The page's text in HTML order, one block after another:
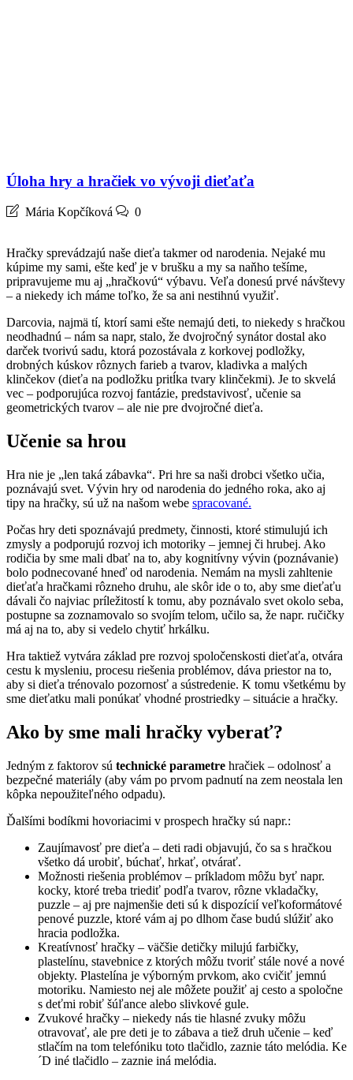
Úloha hry a hračiek vo vývoji dieťaťa
Mária Kopčíková 0
Hračky sprevádzajú naše dieťa takmer od narodenia. Nejaké mu
kúpime my sami, ešte keď je v brušku a my sa naňho tešíme,
pripravujeme mu aj „hračkovú“ výbavu. Veľa donesú prvé návštevy
– a niekedy ich máme toľko, že sa ani nestihnú využiť.
Darcovia, najmä tí, ktorí sami ešte nemajú deti, to niekedy s hračkou
neodhadnú – nám sa napr, stalo, že dvojročný synátor dostal ako
darček tvorivú sadu, ktorá pozostávala z korkovej podložky,
drobných kúskov rôznych farieb a tvarov, kladivka a malých
klinčekov (dieťa na podložku pritĺka tvary klinčekmi). Je to skvelá
vec – podporujúca rozvoj fantázie, predstavivosť, učenie sa
geometrických tvarov – ale nie pre dvojročné dieťa.
Učenie sa hrou
Hra nie je „len taká zábavka“. Pri hre sa naši drobci všetko učia,
poznávajú svet. Vývin hry od narodenia do jedného roka, ako aj
tipy na hračky, sú už na našom webe spracované.
Počas hry deti spoznávajú predmety, činnosti, ktoré stimulujú ich
zmysly a podporujú rozvoj ich motoriky – jemnej či hrubej. Ako
rodičia by sme mali dbať na to, aby kognitívny vývin (poznávanie)
bolo podnecované hneď od narodenia. Nemám na mysli zahltenie
dieťaťa hračkami rôzneho druhu, ale skôr ide o to, aby sme dieťaťu
dávali čo najviac príležitostí k tomu, aby poznávalo svet okolo seba,
postupne sa zoznamovalo so svojím telom, učilo sa, že napr. ručičky
má aj na to, aby si vedelo chytiť hrkálku.
Hra taktiež vytvára základ pre rozvoj spoločenskosti dieťaťa, otvára
cestu k mysleniu, procesu riešenia problémov, dáva priestor na to,
aby si dieťa trénovalo pozornosť a sústredenie. K tomu všetkému by
sme dieťatku mali ponúkať vhodné prostriedky – situácie a hračky.
Ako by sme mali hračky vyberať?
Jedným z faktorov sú technické parametre hračiek – odolnosť a
bezpečné materiály (aby vám po prvom padnutí na zem neostala len
kôpka nepoužiteľného odpadu).
Ďalšími bodíkmi hovoriacimi v prospech hračky sú napr.:
Zaujímavosť pre dieťa – deti radi objavujú, čo sa s hračkou
všetko dá urobiť, búchať, hrkať, otvárať.
Možnosti riešenia problémov – príkladom môžu byť napr.
kocky, ktoré treba triediť podľa tvarov, rôzne vkladačky,
puzzle – aj pre najmenšie deti sú k dispozícií veľkoformátové
penové puzzle, ktoré vám aj po dlhom čase budú slúžiť ako
hracia podložka.
Kreatívnosť hračky – väčšie detičky milujú farbičky,
plastelínu, stavebnice z ktorých môžu tvoriť stále nové a nové
objekty. Plastelína je výborným prvkom, ako cvičiť jemnú
motoriku. Namiesto nej ale môžete použiť aj cesto a spoločne
s deťmi robiť šúľance alebo slivkové gule.
Zvukové hračky – niekedy nás tie hlasné zvuky môžu
otravovať, ale pre deti je to zábava a tiež druh učenie – keď
stlačím na tom telefóniku toto tlačidlo, zaznie táto melódia. Ke
´D iné tlačidlo – zaznie iná melódia.